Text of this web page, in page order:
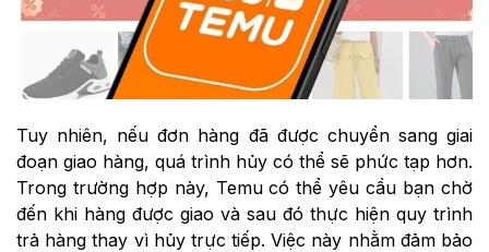
Tuy nhiên, nếu đơn hàng đã được chuyển sang giai
đoạn giao hàng, quá trình hủy có thể sẽ phức tạp hơn.
Trong trường hợp này, Temu có thể yêu cầu bạn chờ
đến khi hàng được giao và sau đó thực hiện quy trình
trả hàng thay vì hủy trực tiếp. Việc này nhằm đảm bảo